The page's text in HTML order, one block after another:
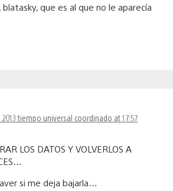
que es al que no le aparecía
tiempo universal coordinado at 17:57
LOS DATOS Y VOLVERLOS A
si me deja bajarla…